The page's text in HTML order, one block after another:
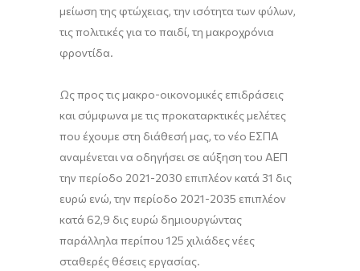
μείωση της φτώχειας, την ισότητα των φύλων,
τις πολιτικές για το παιδί, τη μακροχρόνια
φροντίδα.
Ως προς τις μακρο-οικονομικές επιδράσεις
και σύμφωνα με τις προκαταρκτικές μελέτες
που έχουμε στη διάθεσή μας, το νέο ΕΣΠΑ
αναμένεται να οδηγήσει σε αύξηση του ΑΕΠ
την περίοδο 2021-2030 επιπλέον κατά 31 δις
ευρώ ενώ, την περίοδο 2021-2035 επιπλέον
κατά 62,9 δις ευρώ δημιουργώντας
παράλληλα περίπου 125 χιλιάδες νέες
σταθερές θέσεις εργασίας.